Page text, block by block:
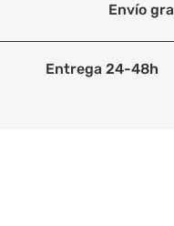
Envío
Entrega 24-48h